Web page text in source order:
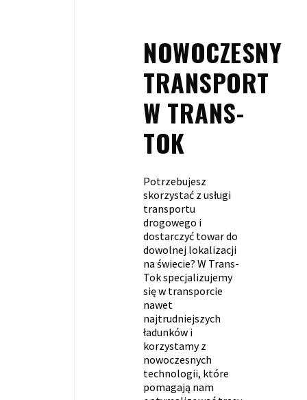
NOWOCZESNY
TRANSPORT
W TRANS-
TOK
Potrzebujesz
skorzystać z usługi
transportu
drogowego i
dostarczyć towar do
dowolnej lokalizacji
na świecie? W Trans-
Tok specjalizujemy
się w transporcie
nawet
najtrudniejszych
ładunków i
korzystamy z
nowoczesnych
technologii, które
pomagają nam